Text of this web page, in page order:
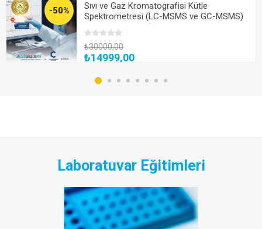
-50%
Sıvı ve Gaz Kromatografisi Kütle
Spektrometresi (LC-MSMS ve GC-MSMS)
Uzmanlık Kampı (Yüz Yüze Bireysel
Uygulamalı veya Hibrit)
₺30000,00
₺14999,00
Laboratuvar Eğitimleri